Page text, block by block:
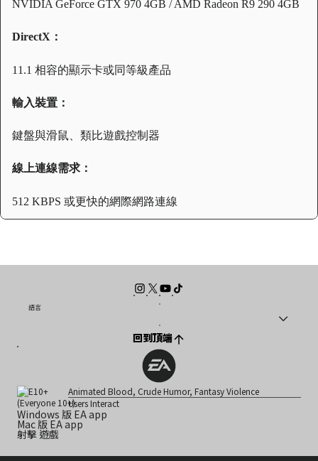
NVIDIA GeForce GTX 970 4GB / AMD Radeon R9 290 4GB
DirectX：
11.1 相容的顯示卡或同等級產品
輸入裝置：
鍵盤與滑鼠、類比遊戲控制器
線上連線需求：
512 KBPS 或更快的網際網路連線
語言
回到頂端
Animated Blood, Crude Humor, Fantasy Violence
Users Interact
Windows 版 EA app
Mac 版 EA app
射擊 遊戲